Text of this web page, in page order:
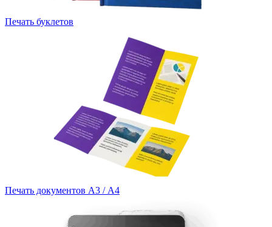
Печать буклетов
Печать документов А3 / А4